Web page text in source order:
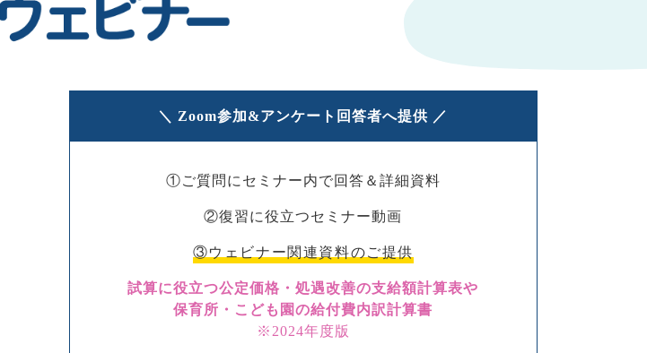
＼ Zoom参加&アンケート回答者へ提供 ／
①ご質問にセミナー内で回答＆詳細資料
②復習に役立つセミナー動画
③ウェビナー関連資料のご提供
試算に役立つ公定価格・処遇改善の支給額計算表や
保育所・こども園の給付費内訳計算書
※2024年度版